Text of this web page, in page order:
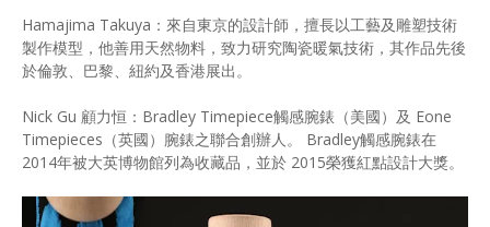
Hamajima Takuya：來⾃東京的設計師，擅長以⼯藝及雕塑技術
製作模型，他善⽤天然物料，致⼒研究陶瓷暖氣技術，其作品先後
於倫敦、巴黎、紐約及⾹港展出。
Nick Gu 顧力恒：Bradley Timepiece觸感腕錶（美國）及 Eone
Timepieces（英國）腕錶之聯合創辦⼈。 Bradley觸感腕錶在
2014年被⼤英博物館列為收藏品，並於 2015榮獲紅點設計⼤獎。